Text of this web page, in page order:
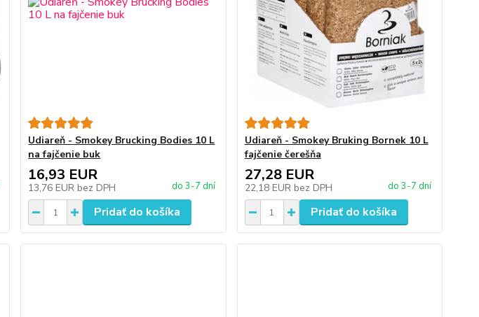
Udiareň - Smokey Brucking Bodies 10 L
na fajčenie buk
16,93 EUR
13,76 EUR bez DPH do 3-7 dní
Pridať do košíka
Udiareň - Smokey Bruking Bornek 10 L
fajčenie čerešňa
27,28 EUR
22,18 EUR bez DPH do 3-7 dní
Pridať do košíka